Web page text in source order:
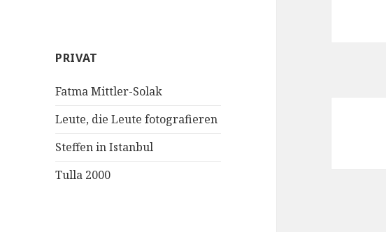
PRIVAT
Fatma Mittler-Solak
Leute, die Leute fotografieren
Steffen in Istanbul
Tulla 2000